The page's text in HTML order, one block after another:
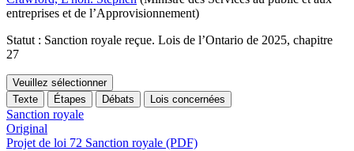
entreprises et de l’Approvisionnement)
Statut : Sanction royale reçue. Lois de l’Ontario de 2025, chapitre
27
Veuillez sélectionner
Texte
Étapes Débats Lois concernées
Sanction royale
Original
Projet de loi 72 Sanction royale (PDF)